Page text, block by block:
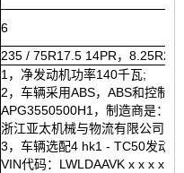
6
235 / 75R17.5 14PR，8.25R20
1，净发动机功率140千瓦;
2，车辆采用ABS，ABS和控制
APG3550500H1，制造商是：
浙江亚太机械与物流有限公司电
3，车辆选配4 hk1 - TC50发动
VIN代码：LWLDAAVK x x x x x